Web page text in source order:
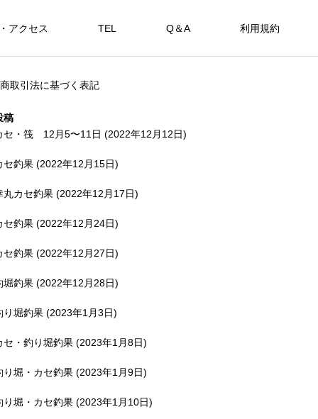
アクセス TEL Q＆A 利用規約
取引法に基づく表記
SHOP
稿
セ・筏 12月5〜11日 (2022年12月12日)
セ釣果 (2022年12月15日)
丸カセ釣果 (2022年12月17日)
セ釣果 (2022年12月24日)
セ釣果 (2022年12月27日)
堀釣果 (2022年12月28日)
り堀釣果 (2023年1月3日)
セ・釣り堀釣果 (2023年1月8日)
り堀・カセ釣果 (2023年1月9日)
り堀・カセ釣果 (2023年1月10日)